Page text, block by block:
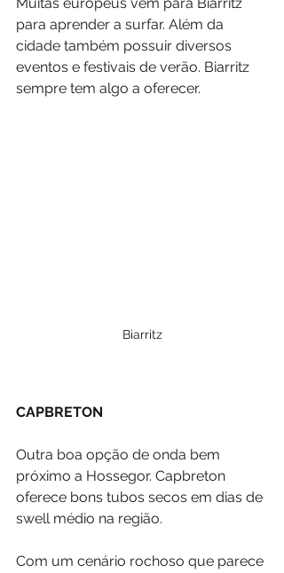
para aprender a surfar. Além da
cidade também possuir diversos
eventos e festivais de verão. Biarritz
sempre tem algo a oferecer.
Biarritz
CAPBRETON
Outra boa opção de onda bem
próximo a Hossegor. Capbreton
oferece bons tubos secos em dias de
swell médio na região.
Com um cenário rochoso que parece